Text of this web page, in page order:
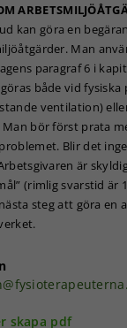
kan göra en
Man
paragraf 6 i
göras både vid
ventilation)
bör först prata
Blir det
är
(rimlig svarstid är
steg att göra en
skapa pdf
och
hur
de